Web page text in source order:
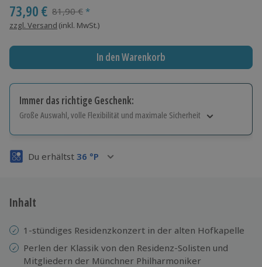
73,90 € Streichpreis
81,90 € *
zzgl. Versand (inkl. MwSt.)
In den Warenkorb
Immer das richtige Geschenk:
Große Auswahl, volle Flexibilität und maximale Sicherheit
Volle Flexibilität
3 Jahre gültig & verlängerbar.
Du erhältst 36 °P
Inhalt
1-stündiges Residenzkonzert in der alten Hofkapelle
Perlen der Klassik von den Residenz-Solisten und
Mitgliedern der Münchner Philharmoniker